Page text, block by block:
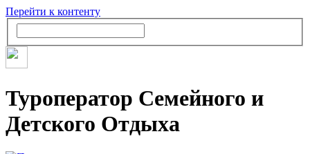
Перейти к контенту
Туроператор Семейного и
Детского Отдыха